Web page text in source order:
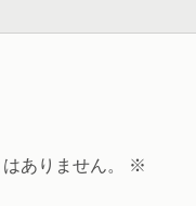
ありません。
※